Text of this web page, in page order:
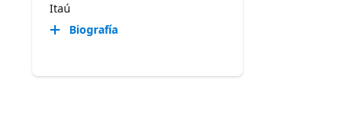
Itaú
Biografía